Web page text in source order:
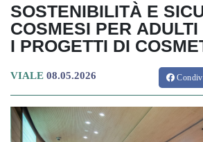
SOSTENIBILITÀ E
COSMESI PER
I PROGETTI DI
VIALE 08.05.2026